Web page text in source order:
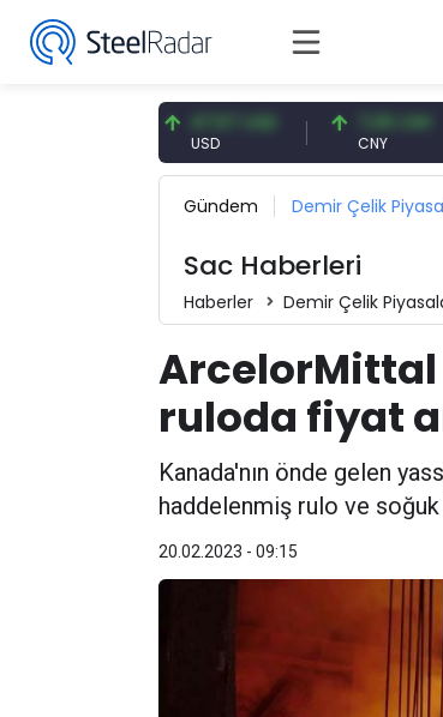
47,57 USD 7,09 CNY
CNY
Gündem Demir Çelik
Sac Haberleri
Haberler Demir Çelik
ArcelorMittal
ruloda fiyat
Kanada'nın önde gelen
haddelenmiş rulo ve soğuk
20.02.2023 - 09:15